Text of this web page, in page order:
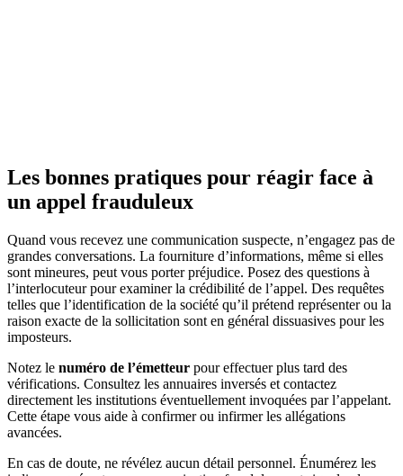
Les bonnes pratiques pour réagir face à
un appel frauduleux
Quand vous recevez une communication suspecte, n’engagez pas de
grandes conversations. La fourniture d’informations, même si elles
sont mineures, peut vous porter préjudice. Posez des questions à
l’interlocuteur pour examiner la crédibilité de l’appel. Des requêtes
telles que l’identification de la société qu’il prétend représenter ou la
raison exacte de la sollicitation sont en général dissuasives pour les
imposteurs.
Notez le numéro de l’émetteur pour effectuer plus tard des
vérifications. Consultez les annuaires inversés et contactez
directement les institutions éventuellement invoquées par l’appelant.
Cette étape vous aide à confirmer ou infirmer les allégations
avancées.
En cas de doute, ne révélez aucun détail personnel. Énumérez les